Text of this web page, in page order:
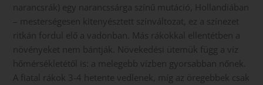
narancsrák) egy narancssárga színű mutáció, Hollandiában
– mesterségesen kitenyésztett színváltozat, ez a színezet
ritkán fordul elő a vadonban. Más rákokkal ellentétben a
növényeket nem bántják. Növekedési ütemük függ a víz
hőmérsékletétől is: a melegebb vízben gyorsabban nőnek.
A fiatal rákok 3-4 hetente vedlenek, míg az öregebbek csak